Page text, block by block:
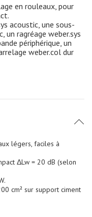
en rouleaux, pour
acoustic, une sous-
un ragréage weber.sys
périphérique, un
weber.col dur
légers, faciles à
ΔLw = 20 dB (selon
cm² sur support ciment